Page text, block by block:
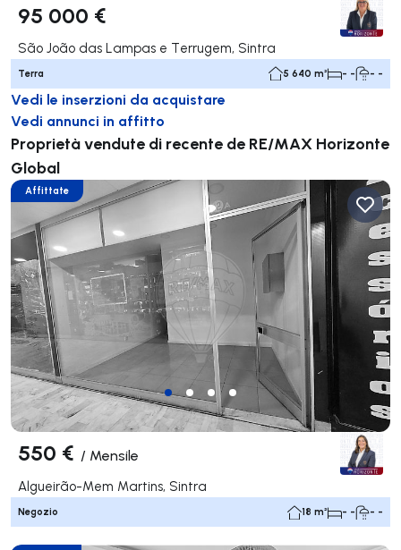
95 000 €
São João das Lampas e Terrugem, Sintra
Terra 5 640 m² - - - -
Vedi le inserzioni da acquistare
Vedi annunci in affitto
Proprietà vendute di recente de RE/MAX Horizonte
Global
Affittate
550 € / Mensile
Algueirão-Mem Martins, Sintra
Negozio 18 m² - - - -